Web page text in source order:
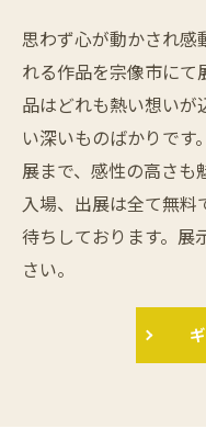
思わず心が動かされ感
れる作品を宗像市にて
品はどれも熱い想いが
い深いものばかりです
展まで、感性の高さも
入場、出展は全て無料
待ちしております。展
さい。